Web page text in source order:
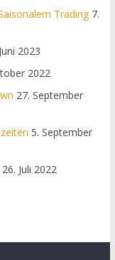
Trading 7.
2023
2022
27. September
5. September
26. Juli 2022